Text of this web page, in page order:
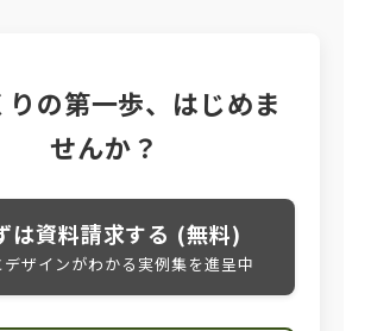
りの第一歩、はじめま
せんか？
は資料請求する (無料)
デザインがわかる実例集を進呈中